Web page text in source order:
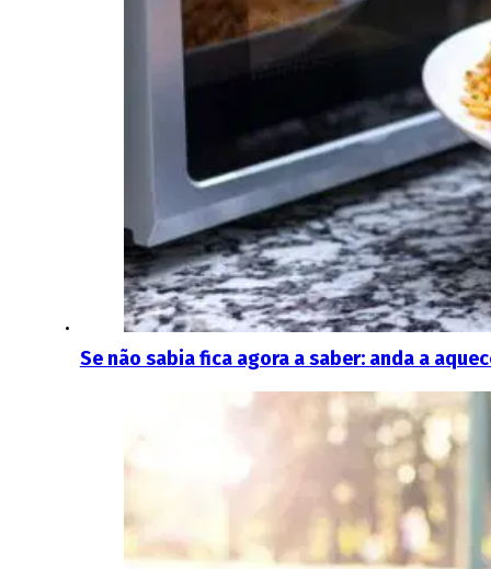
Se não sabia fica agora a saber: anda a